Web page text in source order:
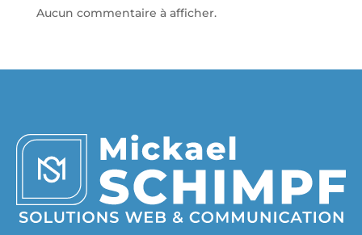
Aucun commentaire à afficher.